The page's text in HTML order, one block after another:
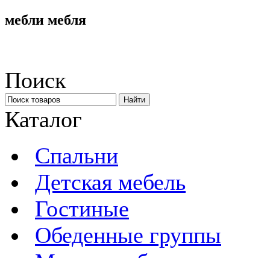
мебли мебля
Поиск
Каталог
Спальни
Детская мебель
Гостиные
Обеденные группы